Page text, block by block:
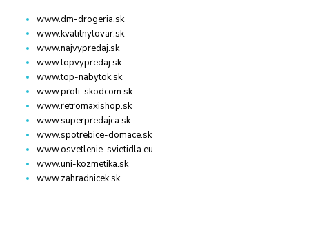
www.dm-drogeria.sk
www.kvalitnytovar.sk
www.najvypredaj.sk
www.topvypredaj.sk
www.top-nabytok.sk
www.proti-skodcom.sk
www.retromaxishop.sk
www.superpredajca.sk
www.spotrebice-domace.sk
www.osvetlenie-svietidla.eu
www.uni-kozmetika.sk
www.zahradnicek.sk